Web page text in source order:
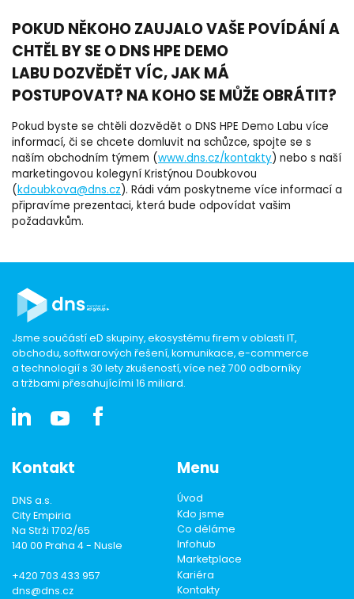
POKUD NĚKOHO ZAUJALO VAŠE POVÍDÁNÍ A
CHTĚL BY SE O DNS HPE DEMO
LABU DOZVĚDĚT VÍC, JAK MÁ
POSTUPOVAT? NA KOHO SE MŮŽE OBRÁTIT?
Pokud byste se chtěli dozvědět o DNS HPE Demo Labu více
informací, či se chcete domluvit na schůzce, spojte se s
naším obchodním týmem (www.dns.cz/kontakty) nebo s naší
marketingovou kolegyní Kristýnou Doubkovou
(kdoubkova@dns.cz). Rádi vám poskytneme více informací a
připravíme prezentaci, která bude odpovídat vašim
požadavkům.
Jsme součástí eD skupiny, ekosystému firem v oblasti IT,
obchodu, softwarových řešení, komunikace, e-commerce
a technologií s 30 lety zkušeností, více než 700 odborníky
a tržbami přesahujícími 16 miliard.
Kontakt
DNS a.s.
City Empiria
Na Strži 1702/65
140 00 Praha 4 - Nusle
+420 703 433 957
dns@dns.cz
Menu
Úvod
Kdo jsme
Co děláme
Infohub
Marketplace
Kariéra
Kontakty